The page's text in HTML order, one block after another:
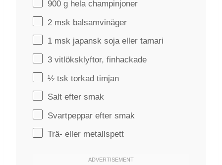
900 g hela champinjoner
2 msk balsamvinäger
1 msk japansk soja eller tamari
3 vitlöksklyftor, finhackade
½ tsk torkad timjan
Salt efter smak
Svartpeppar efter smak
Trä- eller metallspett